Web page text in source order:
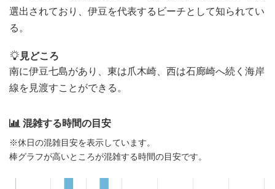
選出されており、伊豆を代表するビーチとして知られてい
る。
見どころ
南に伊豆七島があり、東は爪木崎、西は石廊崎へ続く海岸
線を見渡すことができる。
混雑する時間の目安
※休日の混雑目安を表示しています。
棒グラフが高いところが混雑する時間の目安です。